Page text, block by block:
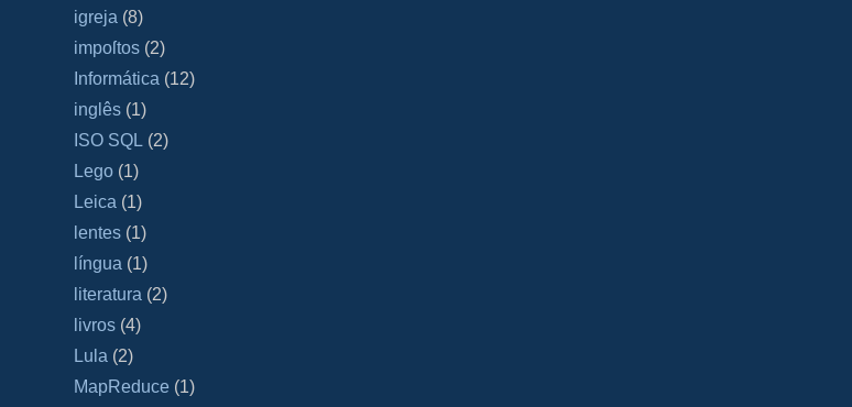
igreja (8)
impoſtos (2)
Informática (12)
inglês (1)
ISO SQL (2)
Lego (1)
Leica (1)
lentes (1)
língua (1)
literatura (2)
livros (4)
Lula (2)
MapReduce (1)